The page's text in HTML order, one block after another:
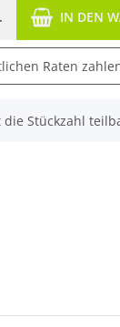
IN DEN
Raten
Stückzahl